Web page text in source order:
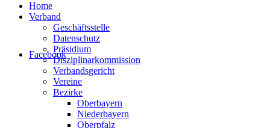
Facebook
Home
Verband
Geschäftsstelle
Datenschutz
Präsidium
Disziplinarkommission
Verbandsgericht
Vereine
Bezirke
Oberbayern
Niederbayern
Oberpfalz